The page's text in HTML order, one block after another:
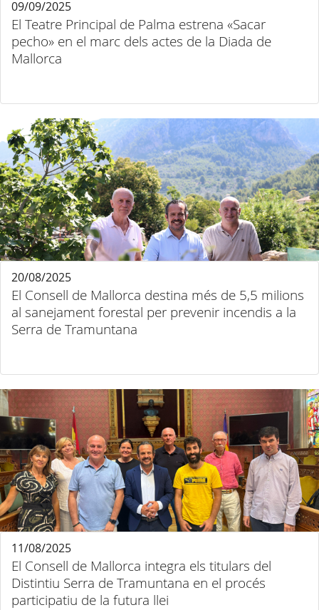
El Teatre Principal de Palma estrena «Sacar
pecho» en el marc dels actes de la Diada de
Mallorca
09/09/2025
El Consell de Mallorca destina més de 5,5 milions
al sanejament forestal per prevenir incendis a la
Serra de Tramuntana
20/08/2025
El Consell de Mallorca integra els titulars del
Distintiu Serra de Tramuntana en el procés
participatiu de la futura llei
11/08/2025